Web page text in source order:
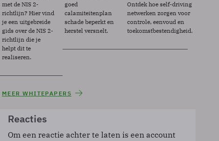
met de NIS 2-
richtlijn? Hier vind
je een uitgebreide
gids over de NIS 2-
richtlijn die je
helpt dit te
realiseren.
goed
calamiteitenplan
schade beperkt en
herstel versnelt.
Ontdek hoe self-driving
netwerken zorgen voor
controle, eenvoud en
toekomstbestendigheid.
MEER WHITEPAPERS
Reacties
Om een reactie achter te laten is een account